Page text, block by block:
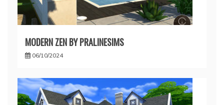
MODERN ZEN BY PRALINESIMS
06/10/2024